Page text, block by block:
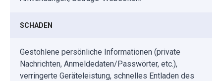
SCHADEN
Gestohlene persönliche Informationen (private
Nachrichten, Anmeldedaten/Passwörter, etc.),
verringerte Geräteleistung, schnelles Entladen des